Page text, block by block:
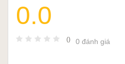
0.0
() 0 đánh giá